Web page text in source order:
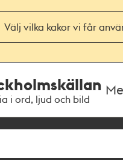
Välj vilka kakor vi får
i ord, ljud och bild